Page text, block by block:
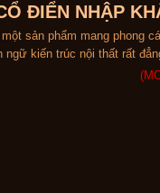
ĐIỂN NHẬP
sản phẩm mang phong
ngữ kiến trúc nội thất rất